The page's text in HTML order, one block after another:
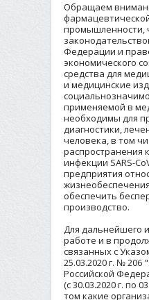
Обращаем
промышленности,
Федерации и
экономического
средства для
и медицинские
применяемой в
необходимы для
диагностики,
человека, в том
распространения
инфекции SARS-
предприятия
обеспечить
производство.
Для дальнейшего
работе и в
связанных с
25.03.2020 г. №
Российской
(с 30.03.2020 г. по
том какие